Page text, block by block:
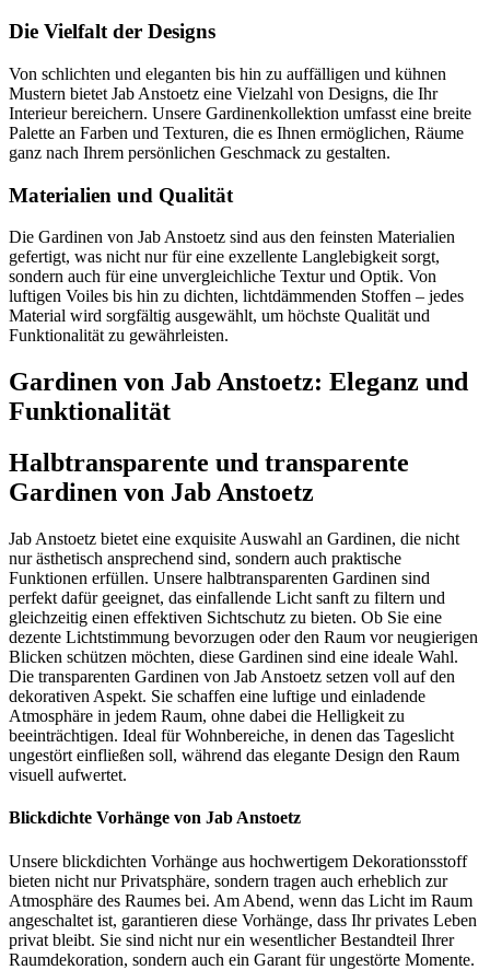
Die Vielfalt der Designs
Von schlichten und eleganten bis hin zu auffälligen und kühnen
Mustern bietet Jab Anstoetz eine Vielzahl von Designs, die Ihr
Interieur bereichern. Unsere Gardinenkollektion umfasst eine breite
Palette an Farben und Texturen, die es Ihnen ermöglichen, Räume
ganz nach Ihrem persönlichen Geschmack zu gestalten.
Materialien und Qualität
Die Gardinen von Jab Anstoetz sind aus den feinsten Materialien
gefertigt, was nicht nur für eine exzellente Langlebigkeit sorgt,
sondern auch für eine unvergleichliche Textur und Optik. Von
luftigen Voiles bis hin zu dichten, lichtdämmenden Stoffen – jedes
Material wird sorgfältig ausgewählt, um höchste Qualität und
Funktionalität zu gewährleisten.
Gardinen von Jab Anstoetz: Eleganz und
Funktionalität
Halbtransparente und transparente
Gardinen von Jab Anstoetz
Jab Anstoetz bietet eine exquisite Auswahl an Gardinen, die nicht
nur ästhetisch ansprechend sind, sondern auch praktische
Funktionen erfüllen. Unsere halbtransparenten Gardinen sind
perfekt dafür geeignet, das einfallende Licht sanft zu filtern und
gleichzeitig einen effektiven Sichtschutz zu bieten. Ob Sie eine
dezente Lichtstimmung bevorzugen oder den Raum vor neugierigen
Blicken schützen möchten, diese Gardinen sind eine ideale Wahl.
Die transparenten Gardinen von Jab Anstoetz setzen voll auf den
dekorativen Aspekt. Sie schaffen eine luftige und einladende
Atmosphäre in jedem Raum, ohne dabei die Helligkeit zu
beeinträchtigen. Ideal für Wohnbereiche, in denen das Tageslicht
ungestört einfließen soll, während das elegante Design den Raum
visuell aufwertet.
Blickdichte Vorhänge von Jab Anstoetz
Unsere blickdichten Vorhänge aus hochwertigem Dekorationsstoff
bieten nicht nur Privatsphäre, sondern tragen auch erheblich zur
Atmosphäre des Raumes bei. Am Abend, wenn das Licht im Raum
angeschaltet ist, garantieren diese Vorhänge, dass Ihr privates Leben
privat bleibt. Sie sind nicht nur ein wesentlicher Bestandteil Ihrer
Raumdekoration, sondern auch ein Garant für ungestörte Momente.